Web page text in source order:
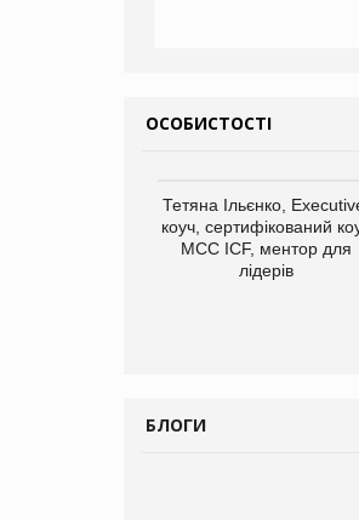
ОСОБИСТОСТІ
Тетяна Ільєнко,
коуч, сертифікований
МСС ICF, ментор для
лідерів
БЛОГИ